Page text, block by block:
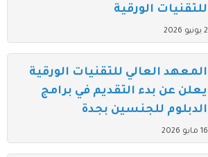
للتقنيات الورقية
2 يونيو 2026
المعهد العالي للتقنيات الورقية
يعلن عن بدء التقديم في برامج
الدبلوم للجنسين بجدة
16 مايو 2026